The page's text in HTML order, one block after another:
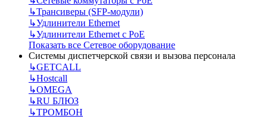
↳Трансиверы (SFP-модули)
↳Удлинители Ethernet
↳Удлинители Ethernet с PoE
Показать все Сетевое оборудование
Системы диспетчерской связи и вызова персонала
↳GETCALL
↳Hostcall
↳OMEGA
↳RU БЛЮЗ
↳ТРОМБОН